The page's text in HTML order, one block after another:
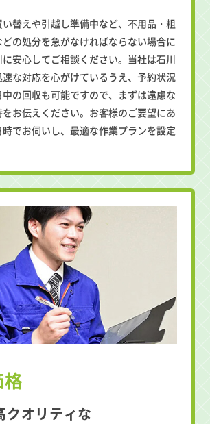
替えや引越し準備中など、不用品・粗
の処分を急がなければならない場合に
安心してご相談ください。当社は石川
な対応を心がけているうえ、予約状況
の回収も可能ですので、まずは遠慮な
お伝えください。お客様のご要望にあ
でお伺いし、最適な作業プランを設定
クオリティな